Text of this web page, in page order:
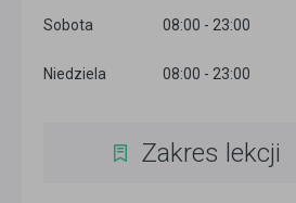
Sobota 08:00 - 23:00
Niedziela 08:00 - 23:00
Zakres lekcji